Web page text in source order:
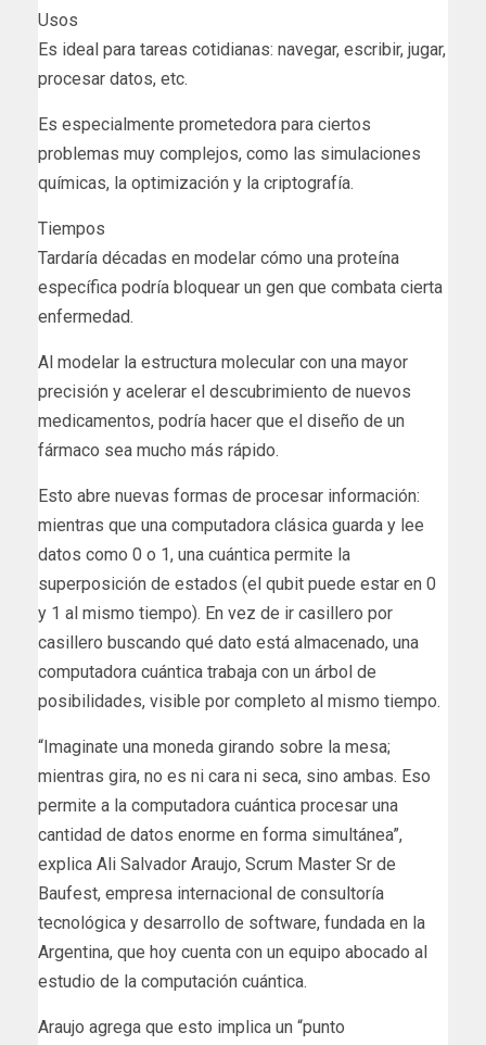
Usos
Es ideal para tareas cotidianas: navegar, escribir, jugar,
procesar datos, etc.
Es especialmente prometedora para ciertos
problemas muy complejos, como las simulaciones
químicas, la optimización y la criptografía.
Tiempos
Tardaría décadas en modelar cómo una proteína
específica podría bloquear un gen que combata cierta
enfermedad.
Al modelar la estructura molecular con una mayor
precisión y acelerar el descubrimiento de nuevos
medicamentos, podría hacer que el diseño de un
fármaco sea mucho más rápido.
Esto abre nuevas formas de procesar información:
mientras que una computadora clásica guarda y lee
datos como 0 o 1, una cuántica permite la
superposición de estados (el qubit puede estar en 0
y 1 al mismo tiempo). En vez de ir casillero por
casillero buscando qué dato está almacenado, una
computadora cuántica trabaja con un árbol de
posibilidades, visible por completo al mismo tiempo.
“Imaginate una moneda girando sobre la mesa;
mientras gira, no es ni cara ni seca, sino ambas. Eso
permite a la computadora cuántica procesar una
cantidad de datos enorme en forma simultánea”,
explica Ali Salvador Araujo, Scrum Master Sr de
Baufest, empresa internacional de consultoría
tecnológica y desarrollo de software, fundada en la
Argentina, que hoy cuenta con un equipo abocado al
estudio de la computación cuántica.
Araujo agrega que esto implica un “punto